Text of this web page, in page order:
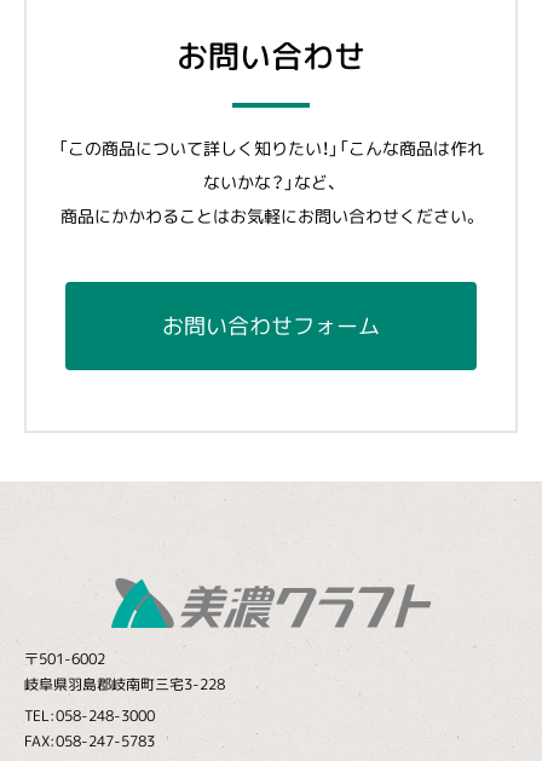
お問い合わせ
「この商品について詳しく知りたい！」「こんな商品は作れ
ないかな？」など、
商品にかかわることはお気軽にお問い合わせください。
お問い合わせフォーム
〒501-6002
岐阜県羽島郡岐南町三宅3-228
TEL:058-248-3000
FAX:058-247-5783